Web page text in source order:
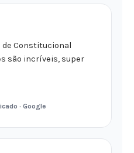
de Constitucional
são incríveis, super
· Google